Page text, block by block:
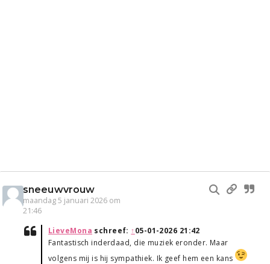
sneeuwvrouw
maandag 5 januari 2026 om
21:46
LieveMona schreef: ↑05-01-2026 21:42
Fantastisch inderdaad, die muziek eronder. Maar
volgens mij is hij sympathiek. Ik geef hem een kans